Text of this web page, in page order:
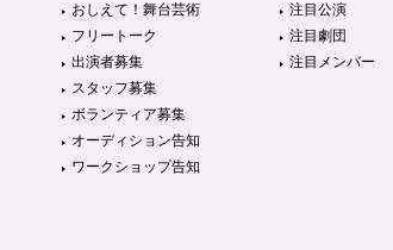
おしえて！舞台芸術
フリートーク
出演者募集
スタッフ募集
ボランティア募集
オーディション告知
ワークショップ告知
注目公演
注目劇団
注目メンバー